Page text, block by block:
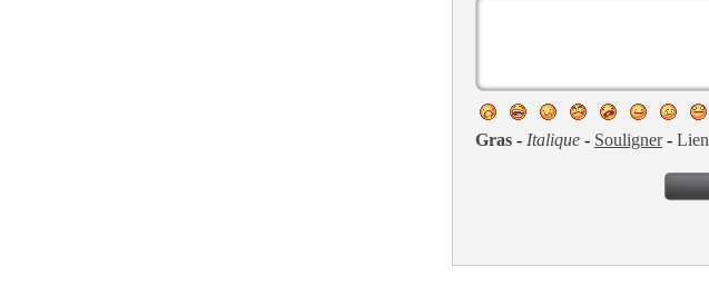
Gras - Italique - Souligner- Lien